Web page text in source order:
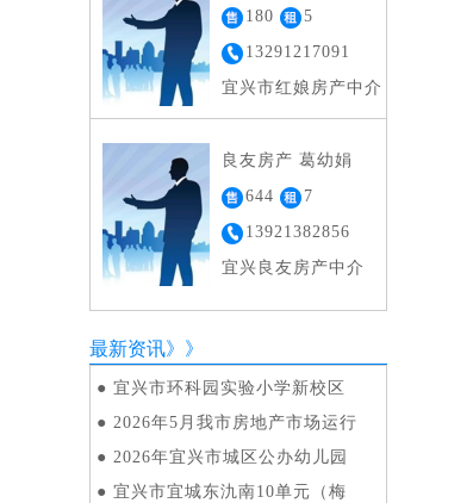
180
5
13291217091
宜兴市红娘房产中介
良友房产 葛幼娟
644
7
13921382856
宜兴良友房产中介
最新资讯》》
● 宜兴市环科园实验小学新校区
● 2026年5月我市房地产市场运行
● 2026年宜兴市城区公办幼儿园
● 宜兴市宜城东氿南10单元（梅